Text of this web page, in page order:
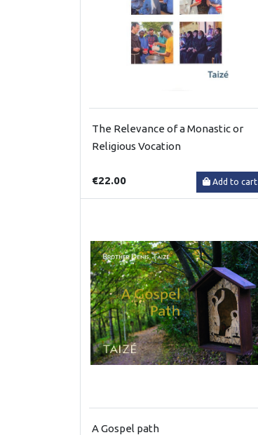
The Relevance of a Monastic or
Religious Vocation
€22.00 Add to cart
A Gospel path